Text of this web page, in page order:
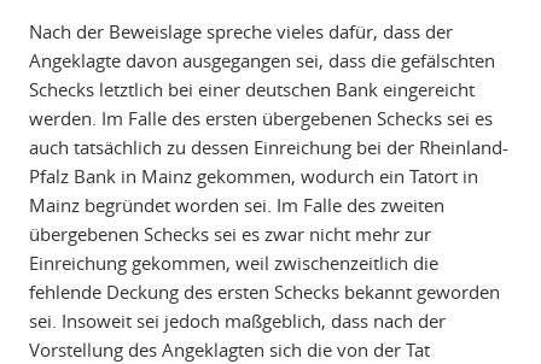
Nach der Beweislage spreche vieles dafür, dass der
Angeklagte davon ausgegangen sei, dass die gefälschten
Schecks letztlich bei einer deutschen Bank eingereicht
werden. Im Falle des ersten übergebenen Schecks sei es
auch tatsächlich zu dessen Einreichung bei der Rheinland-
Pfalz Bank in Mainz gekommen, wodurch ein Tatort in
Mainz begründet worden sei. Im Falle des zweiten
übergebenen Schecks sei es zwar nicht mehr zur
Einreichung gekommen, weil zwischenzeitlich die
fehlende Deckung des ersten Schecks bekannt geworden
sei. Insoweit sei jedoch maßgeblich, dass nach der
Vorstellung des Angeklagten sich die von der Tat